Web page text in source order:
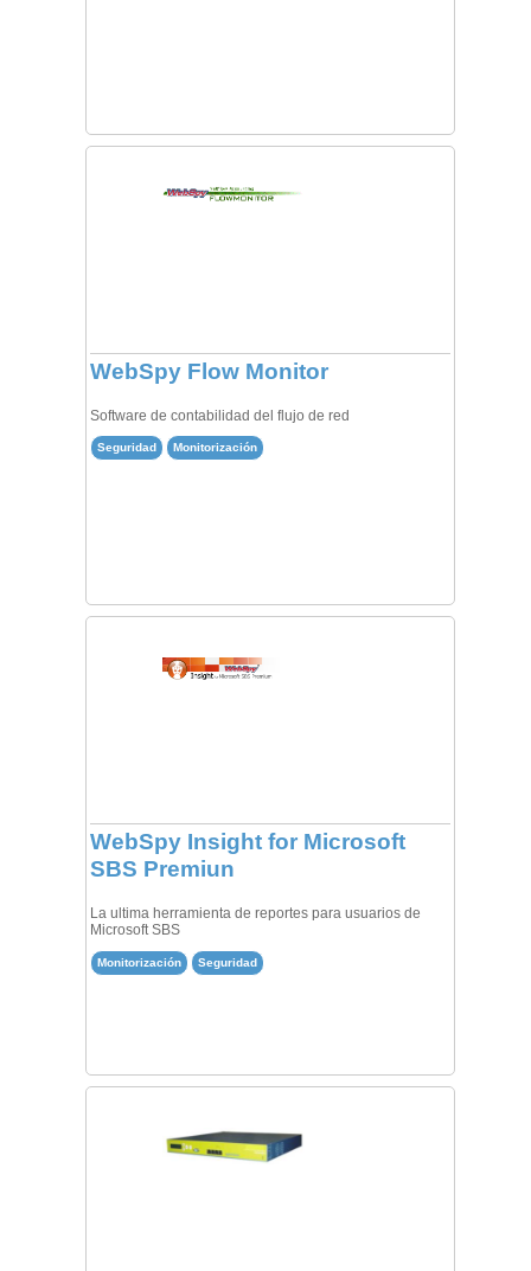
WebSpy Flow Monitor
Software de contabilidad del flujo de red
Seguridad Monitorización
WebSpy Insight for Microsoft
SBS Premiun
La ultima herramienta de reportes para usuarios de
Microsoft SBS
Monitorización Seguridad